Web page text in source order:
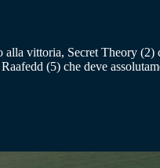
alla vittoria, Secret Theory (2)
(5) che deve